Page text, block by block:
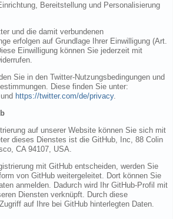
Bereitstellung und Personalisierung
und die damit verbundenen
erfolgen auf Grundlage Ihrer Einwilligung (Art.
Einwilligung können Sie jederzeit mit
Sie in den Twitter-Nutzungsbedingungen und
Diese finden Sie unter:
und https://twitter.com/de/privacy.
auf unserer Website können Sie sich mit
dieses Dienstes ist die GitHub, Inc, 88 Colin
CA 94107, USA.
mit GitHub entscheiden, werden Sie
von GitHub weitergeleitet. Dort können Sie
anmelden. Dadurch wird Ihr GitHub-Profil mit
Diensten verknüpft. Durch diese
auf Ihre bei GitHub hinterlegten Daten.